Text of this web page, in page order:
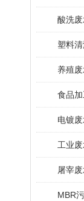
酸洗
塑料
养殖
食品
电镀
工业
屠宰
MBR